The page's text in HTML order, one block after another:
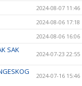
2024-08-07 11:46
2024-08-06 17:18
2024-08-06 16:06
SAK
2024-07-23 22:55
2024-07-16 15:46